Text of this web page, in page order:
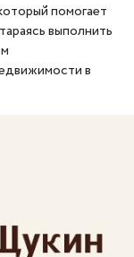
помогает
выполнить
в